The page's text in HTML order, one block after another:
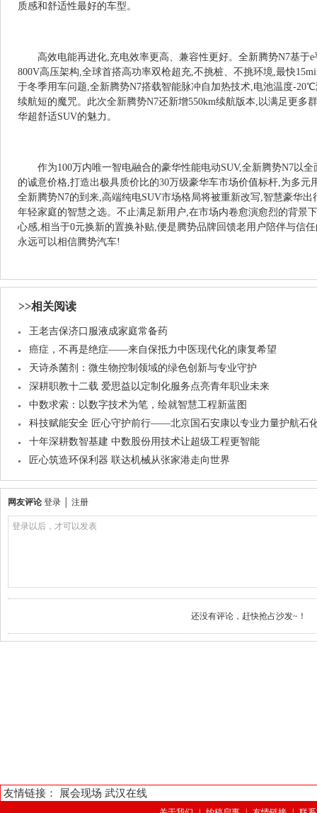
质感和舒适性最好的车型。
高效电能再进化,充电效率更高、兼容性更好。全新腾势N7基于
800V高压架构,全球首搭高功率双枪超充,不挑桩、不挑环境,最快
于冬季用车问题,全新腾势N7搭载智能脉冲自加热技术,电池温度-
续航短的魔咒。此次全新腾势N7还新增550km续航版本,以满足更多
华超舒适SUV的魅力。
作为100万内唯一智电融合的豪华性能电动SUV,全新腾势N7以
的诚意价格,打造出极具质价比的30万级豪华车市场价值标杆,为多元
全新腾势N7的到来,高端纯电SUV市场格局将被重新改写,智慧豪华
年轻家庭的智慧之选。不止满足新用户,在市场内卷愈演愈烈的背景
心感,相当于0元换新的置换补贴,便是腾势品牌回馈老用户陪伴与信
永远可以相信腾势汽车!
>>相关阅读
王老吉保济口服液成家庭常备药
癌症，不再是绝症——来自保抵力中医现代化的康复希望
天诗杀菌剂：微生物控制领域的绿色创新与专业守护
深耕职教十二载 爱思益以定制化服务点亮青年职业未来
中数求索：以数字技术为笔，绘就智慧工程新蓝图
科技赋能安全 匠心守护前行——北京国石安康以专业力量护航石
十年深耕数智基建 中数股份用技术让超级工程更智能
匠心筑造环保利器 联达机械从张家港走向世界
网友评论 登录 注册
登录以后，才可以发表
还没有评论，赶快抢占沙发~！
友情链接： 展会现场 武汉在线